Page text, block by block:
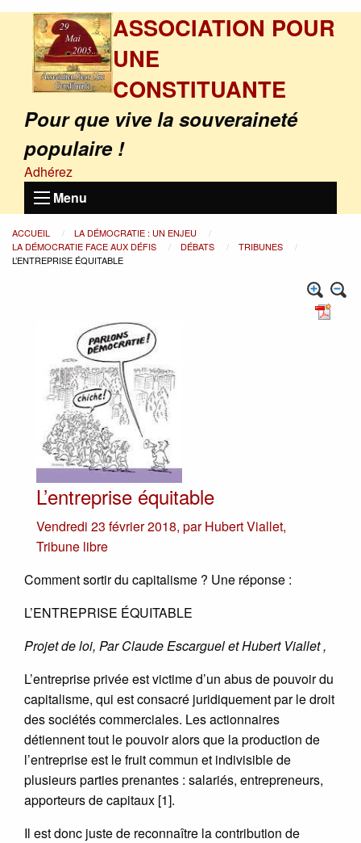
ASSOCIATION POUR
UNE
CONSTITUANTE
Pour que vive la souveraineté
populaire !
Adhérez
Menu
ACCUEIL
LA DÉMOCRATIE : UN ENJEU
LA DÉMOCRATIE FACE AUX DÉFIS
DÉBATS
TRIBUNES
L’ENTREPRISE ÉQUITABLE
L’entreprise équitable
Vendredi 23 février 2018, parHubert Viallet,
Tribune libre
Comment sortir du capitalisme ? Une réponse :
L’ENTREPRISE ÉQUITABLE
Projet de loi, Par Claude Escarguel et Hubert Viallet ,
L’entreprise privée est victime d’un abus de pouvoir du
capitalisme, qui est consacré juridiquement par le droit
des sociétés commerciales. Les actionnaires
détiennent tout le pouvoir alors que la production de
l’entreprise est le fruit commun et indivisible de
plusieurs parties prenantes : salariés, entrepreneurs,
apporteurs de capitaux [1].
Il est donc juste de reconnaître la contribution de